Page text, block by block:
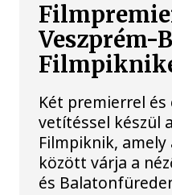
Veszprém-
Két premierrel
vetítéssel készül
Filmpiknik, amely
között várja a
és